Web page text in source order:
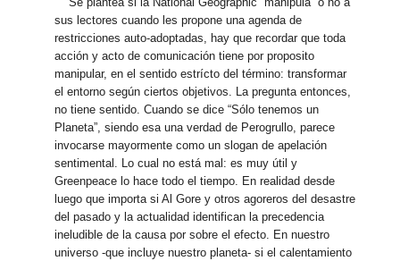
sus lectores cuando les propone una agenda de
restricciones auto-adoptadas, hay que recordar que toda
acción y acto de comunicación tiene por proposito
manipular, en el sentido estrícto del término: transformar
el entorno según ciertos objetivos. La pregunta entonces,
no tiene sentido. Cuando se dice “Sólo tenemos un
Planeta”, siendo esa una verdad de Perogrullo, parece
invocarse mayormente como un slogan de apelación
sentimental. Lo cual no está mal: es muy útil y
Greenpeace lo hace todo el tiempo. En realidad desde
luego que importa si Al Gore y otros agoreros del desastre
del pasado y la actualidad identifican la precedencia
ineludible de la causa por sobre el efecto. En nuestro
universo -que incluye nuestro planeta- si el calentamiento